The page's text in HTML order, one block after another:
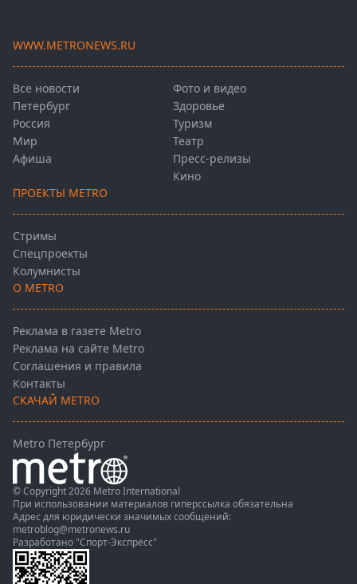
WWW.METRONEWS.RU
Все новости
Петербург
Россия
Мир
Афиша
Фото и видео
Здоровье
Туризм
Театр
Пресс-релизы
Кино
ПРОЕКТЫ METRO
Стримы
Спецпроекты
Колумнисты
О METRO
Реклама в газете Metro
Реклама на сайте Metro
Соглашения и правила
Контакты
СКАЧАЙ METRO
Metro Петербург
© Copyright 2026 Metro International
При использовании материалов гиперссылка обязательна
Адрес для юридически значимых сообщений:
metroblog@metronews.ru
Разработано "Спорт-Экспресс"